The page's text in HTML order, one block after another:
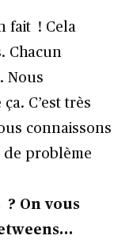
fait ! Cela
Chacun
Nous
C’est très
connaissons
de problème
? On vous